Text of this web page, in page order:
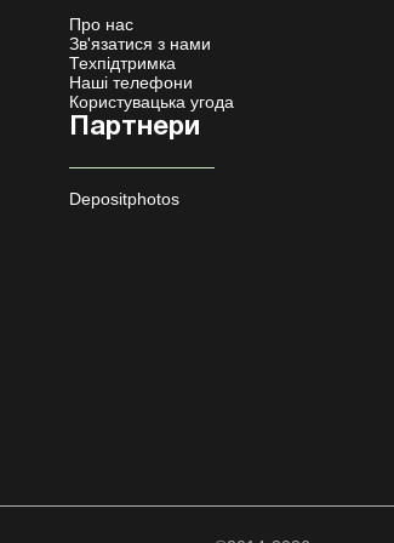
Про нас
Зв'язатися з нами
Техпідтримка
Наші телефони
Користувацька угода
Партнери
Depositphotos